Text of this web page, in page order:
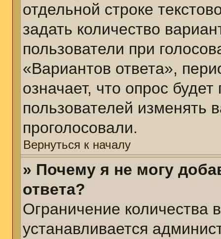
отдельной строке
задать количество
пользователи при
«Вариантов ответа»,
означает, что опрос
пользователей изменять
проголосовали.
Вернуться к началу
» Почему я не могу
ответа?
Ограничение количества
устанавливается